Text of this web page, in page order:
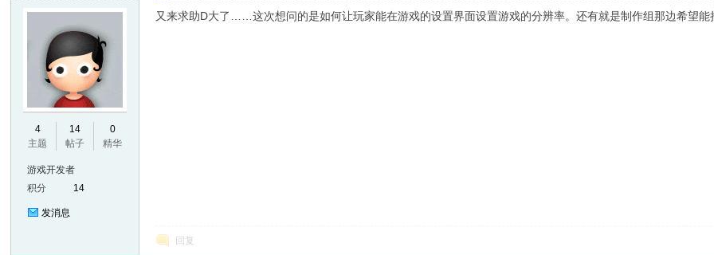
4
主题
14
帖子
0
精华
游戏开发者
积分
14
发消息
又来求助D大了……这次想问的是如何让玩家能在游戏的设置界面设置游戏的分辨率。还有就是制作组那边希望
回复